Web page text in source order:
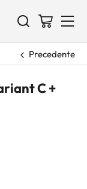
Precedente
C +